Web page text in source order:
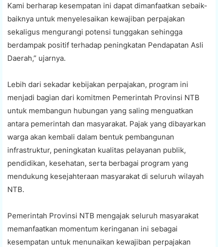
Kami berharap kesempatan ini dapat dimanfaatkan sebaik-
baiknya untuk menyelesaikan kewajiban perpajakan
sekaligus mengurangi potensi tunggakan sehingga
berdampak positif terhadap peningkatan Pendapatan Asli
Daerah,” ujarnya.
Lebih dari sekadar kebijakan perpajakan, program ini
menjadi bagian dari komitmen Pemerintah Provinsi NTB
untuk membangun hubungan yang saling menguatkan
antara pemerintah dan masyarakat. Pajak yang dibayarkan
warga akan kembali dalam bentuk pembangunan
infrastruktur, peningkatan kualitas pelayanan publik,
pendidikan, kesehatan, serta berbagai program yang
mendukung kesejahteraan masyarakat di seluruh wilayah
NTB.
Pemerintah Provinsi NTB mengajak seluruh masyarakat
memanfaatkan momentum keringanan ini sebagai
kesempatan untuk menunaikan kewajiban perpajakan